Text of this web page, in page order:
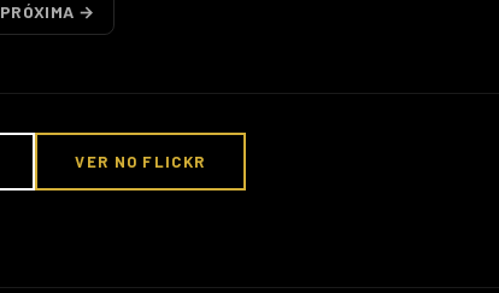
PRÓXIMA →
VER NO FLICKR